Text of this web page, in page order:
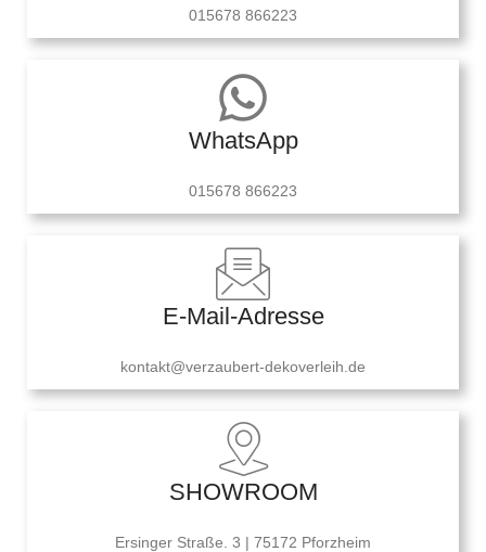
015678 866223
WhatsApp
015678 866223
E-Mail-Adresse
kontakt@verzaubert-dekoverleih.de
SHOWROOM
Ersinger Straße. 3 | 75172 Pforzheim